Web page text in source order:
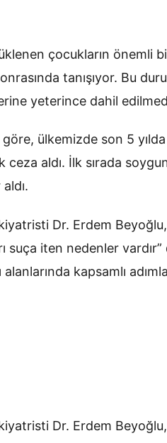
çocukların önemli
tanışıyor. Bu
yeterince dahil
ülkemizde son 5 yılda
ceza aldı. İlk sırada
Dr. Erdem
suça iten nedenler
kapsamlı
Dr. Erdem